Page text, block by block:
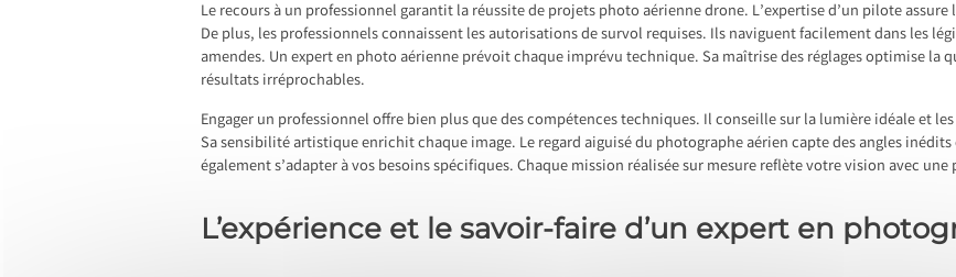
Le recours à un professionnel garantit la réussite de projets photo aérienne drone. L’expertise d’un pilote
De plus, les professionnels connaissent les autorisations de survol requises. Ils naviguent facilement dans les
amendes. Un expert en photo aérienne prévoit chaque imprévu technique. Sa maîtrise des réglages optimise la
résultats irréprochables.
Engager un professionnel offre bien plus que des compétences techniques. Il conseille sur la lumière idéale et
Sa sensibilité artistique enrichit chaque image. Le regard aiguisé du photographe aérien capte des angles
également s’adapter à vos besoins spécifiques. Chaque mission réalisée sur mesure reflète votre vision avec
L’expérience et le savoir-faire d’un expert en